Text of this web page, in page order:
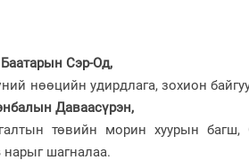
Баатарын Сэр-Од,
нөөцийн удирдлага, зохион
Даваасүрэн,
төвийн морин хуурын
нарыг шагналаа.